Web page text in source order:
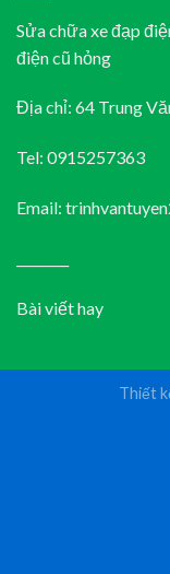
Sửa chữa xe đạp
điện cũ hỏng
Địa chỉ: 64 Trung
Tel: 0915257363
Email:
Bài viết hay
Thiết